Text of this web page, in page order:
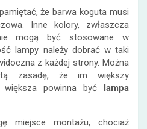
że barwa koguta musi
Inne kolory, zwłaszcza
mogą być stosowane w
lampy należy dobrać w taki
z każdej strony. Można
zasadę, że im większy
większa powinna być lampa
miejsce montażu, chociaż